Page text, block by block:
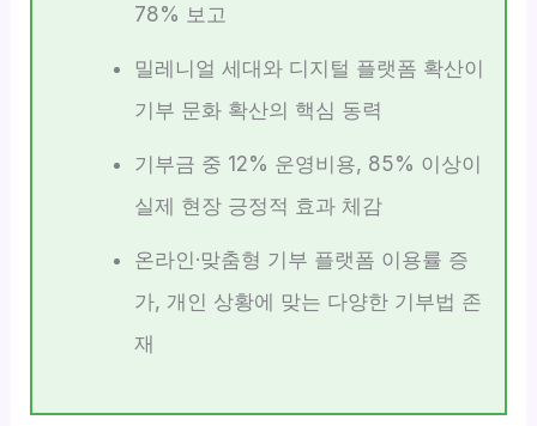
78% 보고
밀레니얼 세대와 디지털 플랫폼 확산이
기부 문화 확산의 핵심 동력
기부금 중 12% 운영비용, 85% 이상이
실제 현장 긍정적 효과 체감
온라인·맞춤형 기부 플랫폼 이용률 증
가, 개인 상황에 맞는 다양한 기부법 존
재